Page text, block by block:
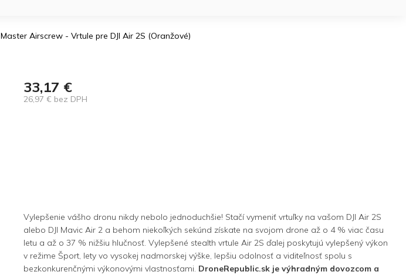
Master Airscrew - Vrtule pre DJI Air 2S (Oranžové)
33,17 €
26,97 € bez DPH
Vylepšenie vášho dronu nikdy nebolo jednoduchšie! Stačí vymeniť vrtuľky na vašom DJI Air 2S
alebo DJI Mavic Air 2 a behom niekoľkých sekúnd získate na svojom drone až o 4 % viac času
letu a až o 37 % nižšiu hlučnosť. Vylepšené stealth vrtule Air 2S ďalej poskytujú vylepšený výkon
v režime Šport, lety vo vysokej nadmorskej výške, lepšiu odolnosť a viditeľnosť spolu s
bezkonkurenčnými výkonovými vlastnosťami. DroneRepublic.sk je výhradným dovozcom a